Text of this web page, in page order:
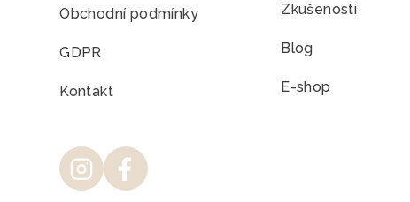
Obchodní podmínky
GDPR
Kontakt
Zkušenosti
Blog
E-shop